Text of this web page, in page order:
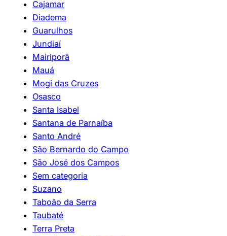
Cajamar
Diadema
Guarulhos
Jundiaí
Mairiporã
Mauá
Mogi das Cruzes
Osasco
Santa Isabel
Santana de Parnaíba
Santo André
São Bernardo do Campo
São José dos Campos
Sem categoria
Suzano
Taboão da Serra
Taubaté
Terra Preta